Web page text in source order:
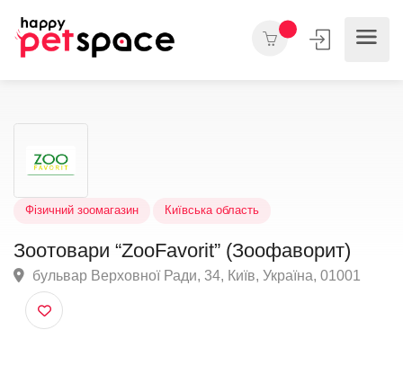
Зоотовари “ZooFavorit” (Зоофаворит)
бульвар Верховної Ради, 34, Київ, Україна, 01001